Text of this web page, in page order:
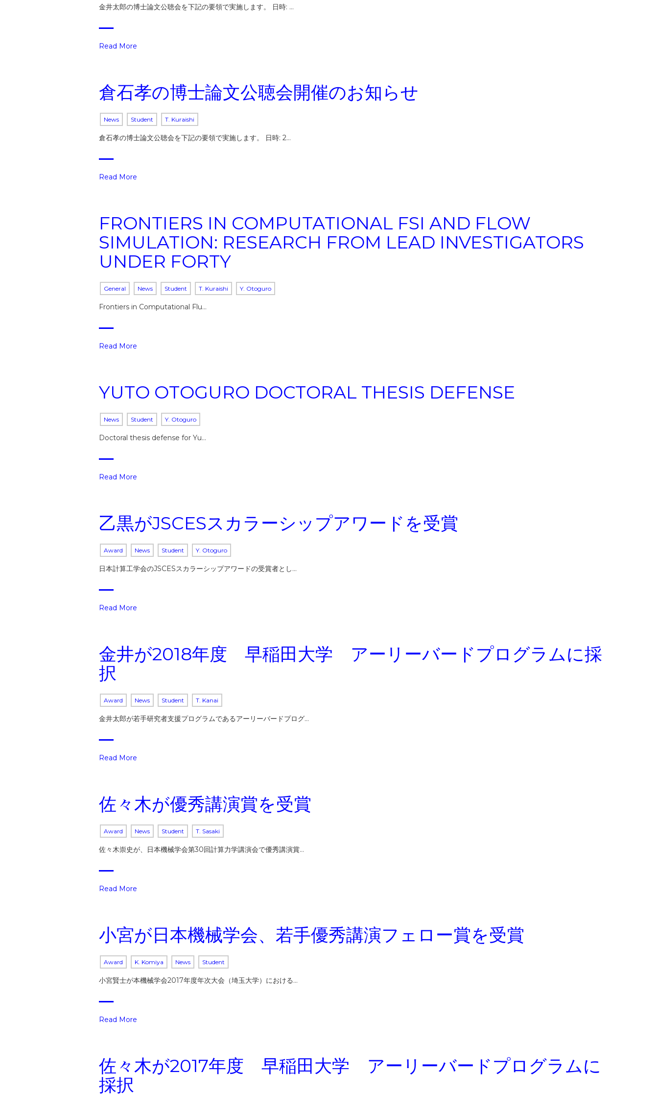
金井太郎の博士論文公聴会を下記の要領で実施します。 日時: …
Read More
倉石孝の博士論文公聴会開催のお知らせ
News Student T. Kuraishi
倉石孝の博士論文公聴会を下記の要領で実施します。 日時: 2…
Read More
FRONTIERS IN COMPUTATIONAL FSI AND FLOW
SIMULATION: RESEARCH FROM LEAD INVESTIGATORS
UNDER FORTY
General News Student T. Kuraishi Y. Otoguro
Frontiers in Computational Flu…
Read More
YUTO OTOGURO DOCTORAL THESIS DEFENSE
News Student Y. Otoguro
Doctoral thesis defense for Yu…
Read More
乙黒がJSCESスカラーシップアワードを受賞
Award News Student Y. Otoguro
日本計算工学会のJSCESスカラーシップアワードの受賞者とし…
Read More
金井が2018年度 早稲田大学 アーリーバードプログラムに採
択
Award News Student T. Kanai
金井太郎が若手研究者支援プログラムであるアーリーバードプログ…
Read More
佐々木が優秀講演賞を受賞
Award News Student T. Sasaki
佐々木崇史が、日本機械学会第30回計算力学講演会で優秀講演賞…
Read More
小宮が日本機械学会、若手優秀講演フェロー賞を受賞
Award K. Komiya News Student
小宮賢士が本機械学会2017年度年次大会（埼玉大学）における…
Read More
佐々木が2017年度 早稲田大学 アーリーバードプログラムに
採択